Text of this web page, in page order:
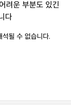
려운 부분도 있긴
다
될 수 없습니다.